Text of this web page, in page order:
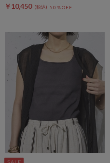
￥10,450 50％OFF